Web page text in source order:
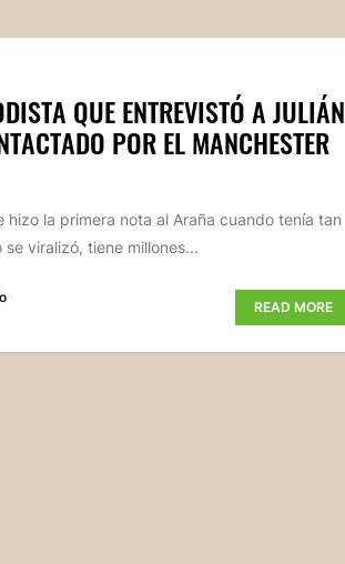
QUE ENTREVISTÓ A JULIÁN
POR EL MANCHESTER
hizo la primera nota al Araña cuando tenía tan
se viralizó, tiene millones...
READ MORE